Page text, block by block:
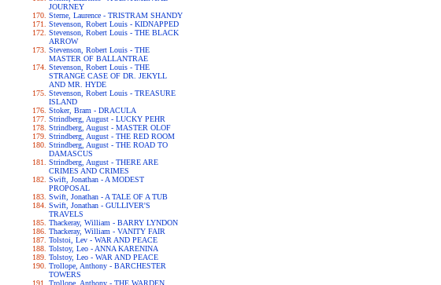
JOURNEY
Sterne, Laurence - TRISTRAM SHANDY
Stevenson, Robert Louis - KIDNAPPED
Stevenson, Robert Louis - THE BLACK
ARROW
Stevenson, Robert Louis - THE
MASTER OF BALLANTRAE
Stevenson, Robert Louis - THE
STRANGE CASE OF DR. JEKYLL
AND MR. HYDE
Stevenson, Robert Louis - TREASURE
ISLAND
Stoker, Bram - DRACULA
Strindberg, August - LUCKY PEHR
Strindberg, August - MASTER OLOF
Strindberg, August - THE RED ROOM
Strindberg, August - THE ROAD TO
DAMASCUS
Strindberg, August - THERE ARE
CRIMES AND CRIMES
Swift, Jonathan - A MODEST
PROPOSAL
Swift, Jonathan - A TALE OF A TUB
Swift, Jonathan - GULLIVER'S
TRAVELS
Thackeray, William - BARRY LYNDON
Thackeray, William - VANITY FAIR
Tolstoi, Lev - WAR AND PEACE
Tolstoy, Leo - ANNA KARENINA
Tolstoy, Leo - WAR AND PEACE
Trollope, Anthony - BARCHESTER
TOWERS
Trollope, Anthony - THE WARDEN